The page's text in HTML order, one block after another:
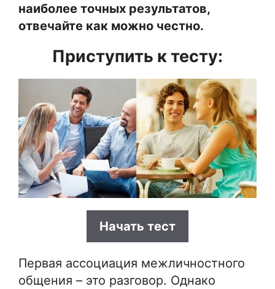
наиболее точных результатов,
отвечайте как можно честно.
Приступить к тесту:
Начать тест
Первая ассоциация межличностного
общения – это разговор. Однако